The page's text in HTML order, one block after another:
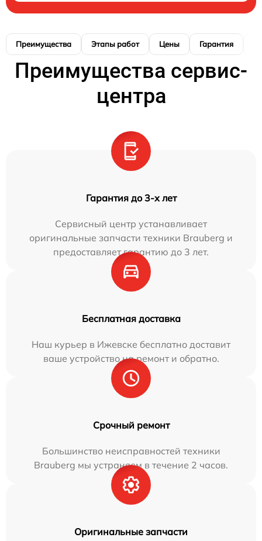
Преимущества Этапы работ Цены Гарантия
Преимущества сервис-
центра
Гарантия до 3-х лет
Сервисный центр устанавливает
оригинальные запчасти техники Brauberg и
предоставляет гарантию до 3 лет.
Бесплатная доставка
Наш курьер в Ижевске бесплатно доставит
ваше устройство на ремонт и обратно.
Срочный ремонт
Большинство неисправностей техники
Brauberg мы устраняем в течение 2 часов.
Оригинальные запчасти